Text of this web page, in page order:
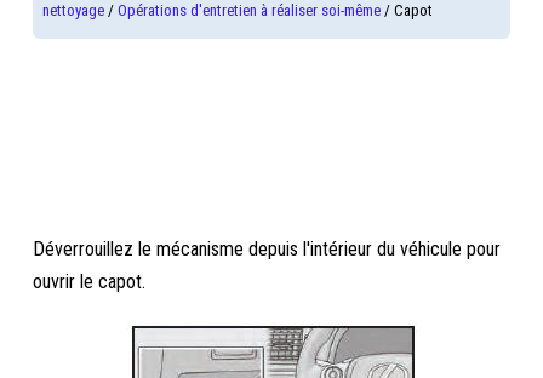
nettoyage /Opérations d'entretien à réaliser soi-même / Capot
Déverrouillez le mécanisme depuis l'intérieur du véhicule pour
ouvrir le capot.